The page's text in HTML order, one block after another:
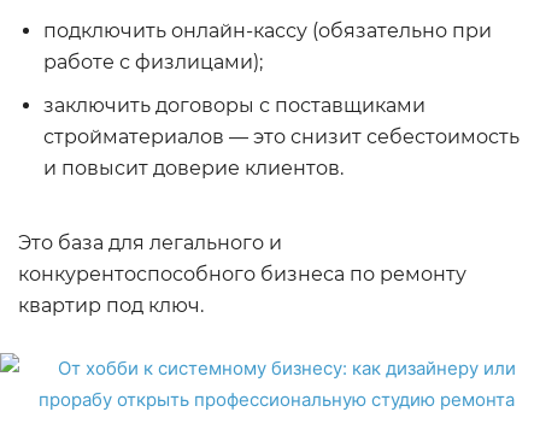
подключить онлайн-кассу (обязательно при
работе с физлицами);
заключить договоры с поставщиками
стройматериалов — это снизит себестоимость
и повысит доверие клиентов.
Это база для легального и
конкурентоспособного бизнеса по ремонту
квартир под ключ.